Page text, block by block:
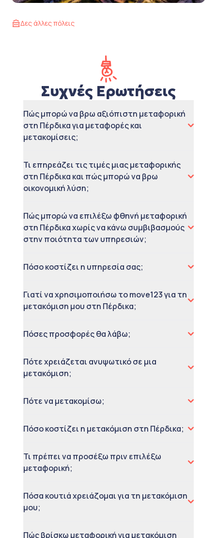
Δες άλλες πόλεις
Συχνές Ερωτήσεις
Πώς μπορώ να βρω αξιόπιστη μεταφορική
στη Πέρδικα για μεταφορές και
μετακομίσεις;
Τι επηρεάζει τις τιμές μιας μεταφορικής
στη Πέρδικα και πώς μπορώ να βρω
οικονομική λύση;
Πώς μπορώ να επιλέξω φθηνή μεταφορική
στη Πέρδικα χωρίς να κάνω συμβιβασμούς
στην ποιότητα των υπηρεσιών;
Πόσο κοστίζει η υπηρεσία σας;
Γιατί να χρησιμοποιήσω το move123 για τη
μετακόμιση μου στη Πέρδικα;
Πόσες προσφορές θα λάβω;
Πότε χρειάζεται ανυψωτικό σε μια
μετακόμιση;
Πότε να μετακομίσω;
Πόσο κοστίζει η μετακόμιση στη Πέρδικα;
Τι πρέπει να προσέξω πριν επιλέξω
μεταφορική;
Πόσα κουτιά χρειάζομαι για τη μετακόμιση
μου;
Πώς βρίσκω μεταφορική για μετακόμιση